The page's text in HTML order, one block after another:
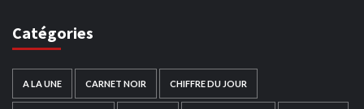
Catégories
A LA UNE CARNET NOIR CHIFFRE DU JOUR